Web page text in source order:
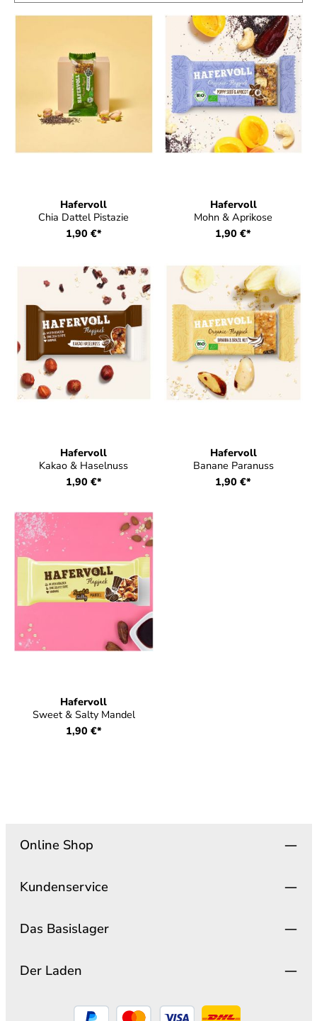
Hafervoll
Chia Dattel Pistazie
1,90 €*
Hafervoll
Mohn & Aprikose
1,90 €*
Hafervoll
Kakao & Haselnuss
1,90 €*
Hafervoll
Banane Paranuss
1,90 €*
Hafervoll
Sweet & Salty Mandel
1,90 €*
Online Shop
Kundenservice
Das Basislager
Der Laden